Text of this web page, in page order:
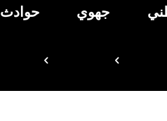
جهوي حوادث